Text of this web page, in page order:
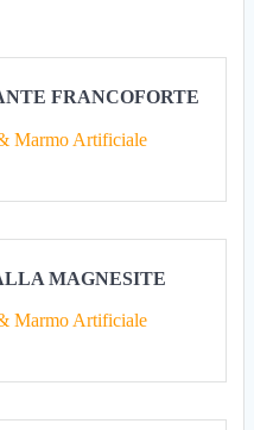
FRANCOFORTE
Marmo Artificiale
MAGNESITE
Marmo Artificiale